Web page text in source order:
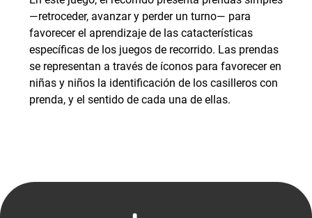
—retroceder, avanzar y perder un turno— para
favorecer el aprendizaje de las catacterísticas
específicas de los juegos de recorrido. Las prendas
se representan a través de íconos para favorecer en
niñas y niños la identificación de los casilleros con
prenda, y el sentido de cada una de ellas.